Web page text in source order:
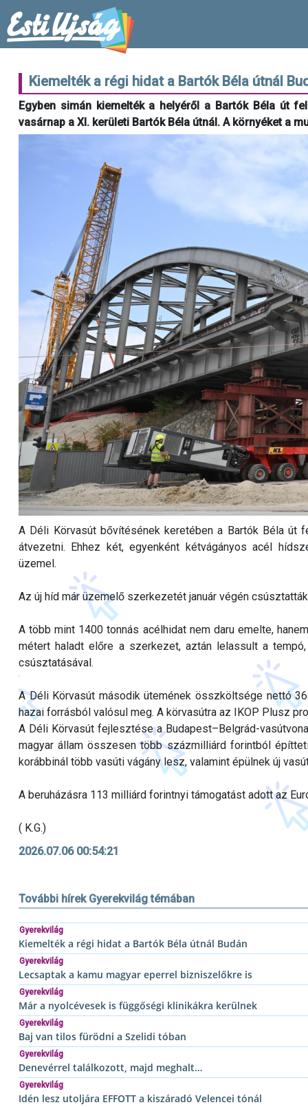
Kiemelték a régi hidat a Bartók Béla útnál
Egyben simán kiemelték a helyéről a Bartók Béla út
vasárnap a XI. kerületi Bartók Béla útnál. A környéket a
A Déli Körvasút bővítésének keretében a Bartók Béla út
átvezetni. Ehhez két, egyenként kétvágányos acél
üzemel.
Az új híd már üzemelő szerkezetét január végén
A több mint 1400 tonnás acélhidat nem daru emelte,
métert haladt előre a szerkezet, aztán lelassult a
csúsztatásával.
A Déli Körvasút második ütemének összköltsége nettó
hazai forrásból valósul meg. A körvasútra az IKOP Plusz
A Déli Körvasút fejlesztése a Budapest–Belgrád-
magyar állam összesen több százmilliárd forintból
korábbinál több vasúti vágány lesz, valamint épülnek új
A beruházásra 113 milliárd forintnyi támogatást adott az
( K.G.)
2026.07.06 00:54:21
További hírek Gyerekvilág témában
Gyerekvilág
Kiemelték a régi hidat a Bartók Béla útnál Budán
Gyerekvilág
Lecsaptak a kamu magyar eperrel bizniszelőkre is
Gyerekvilág
Már a nyolcévesek is függőségi klinikákra kerülnek
Gyerekvilág
Baj van tilos fürödni a Szelidi tóban
Gyerekvilág
Denevérrel találkozott, majd meghalt…
Gyerekvilág
Idén lesz utoljára EFFOTT a kiszáradó Velencei tónál